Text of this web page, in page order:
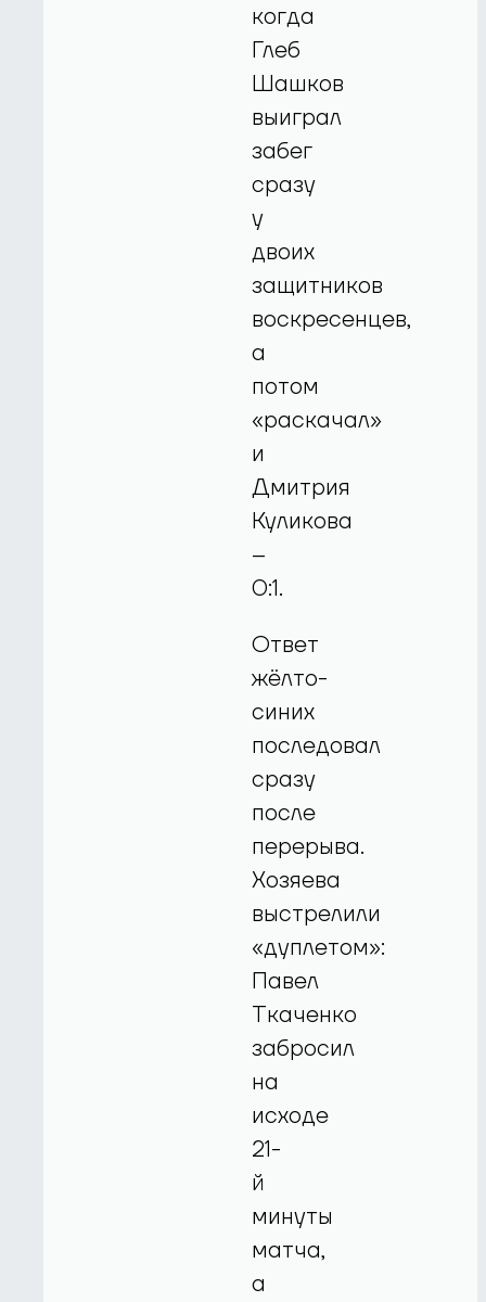
когда
Глеб
Шашков
выиграл
забег
сразу
у
двоих
защитников
воскресенцев,
а
потом
«раскачал»
и
Дмитрия
Куликова
–
0:1.
Ответ
жёлто-
синих
последовал
сразу
после
перерыва.
Хозяева
выстрелили
«дуплетом»:
Павел
Ткаченко
забросил
на
исходе
21-
й
минуты
матча,
а